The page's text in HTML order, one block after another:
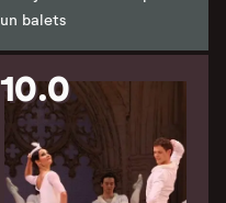
un balets
10.0